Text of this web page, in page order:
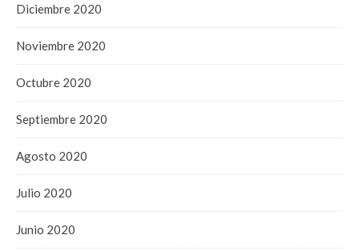
Diciembre 2020
Noviembre 2020
Octubre 2020
Septiembre 2020
Agosto 2020
Julio 2020
Junio 2020